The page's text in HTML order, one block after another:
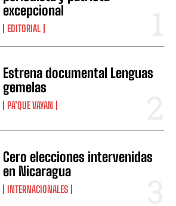
excepcional
EDITORIAL
Estrena documental Lenguas
gemelas
PA’QUE VAYAN
Cero elecciones intervenidas
en Nicaragua
INTERNACIONALES